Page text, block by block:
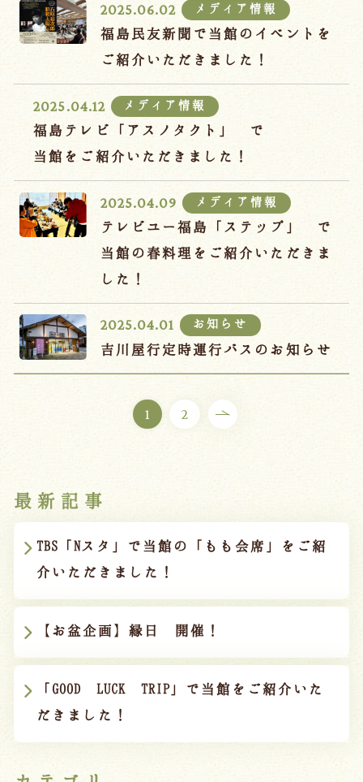
2025.06.02 メディア情報
福島民友新聞で当館のイベントを
ご紹介いただきました！
2025.04.12 メディア情報
福島テレビ「アスノタクト」 で
当館をご紹介いただきました！
2025.04.09 メディア情報
テレビユー福島「ステップ」 で
当館の春料理をご紹介いただきま
した！
2025.04.01 お知らせ
吉川屋行定時運行バスのお知らせ
1 2
最新記事
TBS「Nスタ」で当館の「もも会席」をご紹
介いただきました！
【お盆企画】縁日 開催！
「GOOD LUCK TRIP」で当館をご紹介いた
だきました！